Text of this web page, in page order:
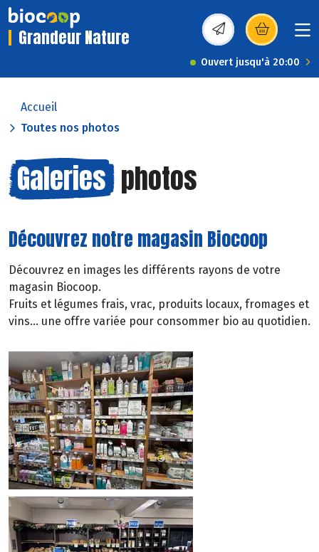
Grandeur Nature (s’ouvre dans une
Ouvert jusqu'à 20:00
Accueil
Toutes nos photos
Galeries photos
Découvrez notre magasin Biocoop
Découvrez en images les différents rayons de votre
magasin Biocoop.
Fruits et légumes frais, vrac, produits locaux, fromages et
vins… une offre variée pour consommer bio au quotidien.